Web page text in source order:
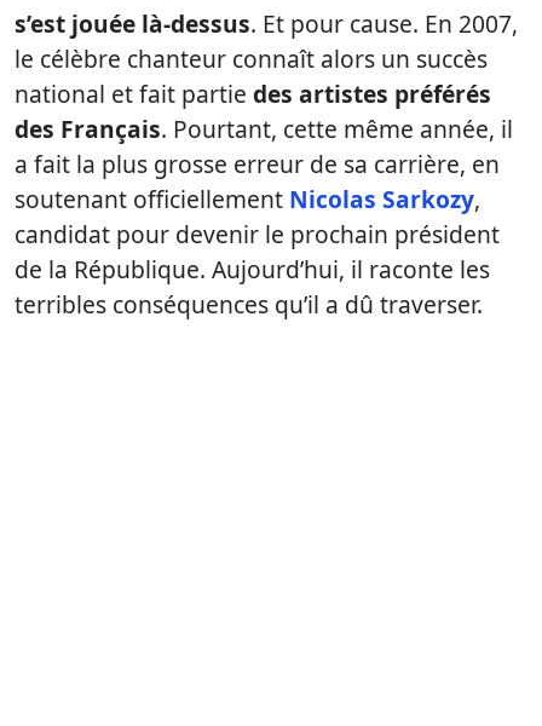
s’est jouée là-dessus. Et pour cause. En 2007,
le célèbre chanteur connaît alors un succès
national et fait partie des artistes préférés
des Français. Pourtant, cette même année, il
a fait la plus grosse erreur de sa carrière, en
soutenant officiellement Nicolas Sarkozy,
candidat pour devenir le prochain président
de la République. Aujourd’hui, il raconte les
terribles conséquences qu’il a dû traverser.